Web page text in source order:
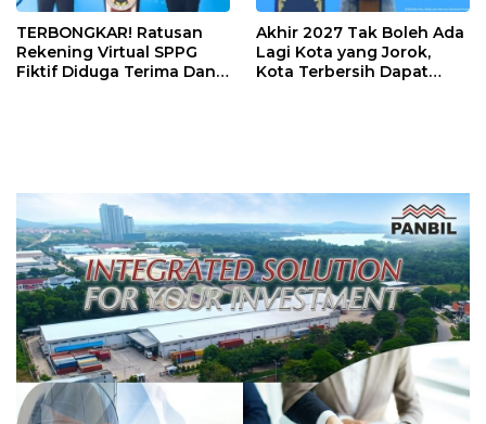
TERBONGKAR! Ratusan
Rekening Virtual SPPG
Fiktif Diduga Terima Dana
Akhir 2027 Tak Boleh Ada
Lagi Kota yang Jorok,
Kota Terbersih Dapat